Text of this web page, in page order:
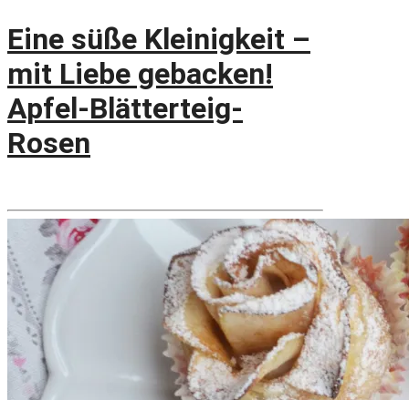
Eine süße Kleinigkeit –
mit Liebe gebacken!
Apfel-Blätterteig-
Rosen